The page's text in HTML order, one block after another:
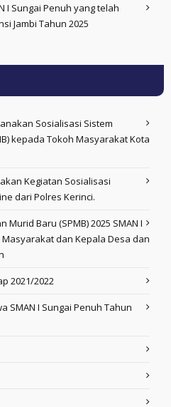
I Sungai Penuh yang telah
Jambi Tahun 2025
Sosialisasi Sistem
kepada Tokoh Masyarakat Kota
Kegiatan Sosialisasi
dari Polres Kerinci.
Baru (SPMB) 2025 SMAN I
dan Kepala Desa dan
2021/2022
SMAN I Sungai Penuh Tahun